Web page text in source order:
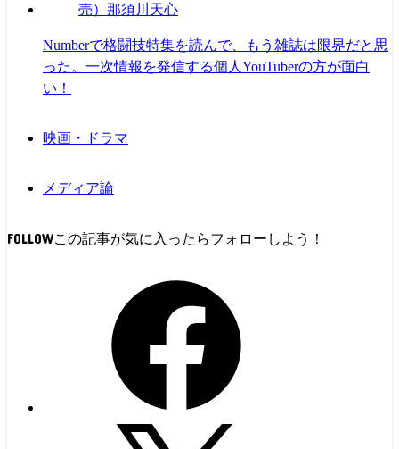
Numberで格闘技特集を読んで、もう雑誌は限界だと思
った。一次情報を発信する個人YouTuberの方が面白
い！
映画・ドラマ
メディア論
FOLLOW